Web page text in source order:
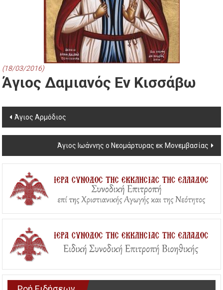
(18/03/2016)
Άγιος Δαμιανός Εν Κισσάβω
Post
navigation
Άγιος Αρμόδιος
Άγιος Ιωάννης ο Νεομάρτυρας εκ Μονεμβασίας